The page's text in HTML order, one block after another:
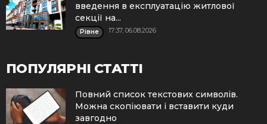
введення в експлуатацію житлової
секції на...
Рівне 17:37, 06.08.2026
ПОПУЛЯРНІ СТАТТІ
Повний список текстових символів.
Можна скопіювати і вставити куди
завгодно